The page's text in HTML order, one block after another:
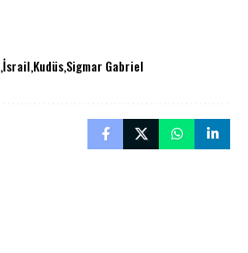
İsrail KudüsSigmar Gabriel